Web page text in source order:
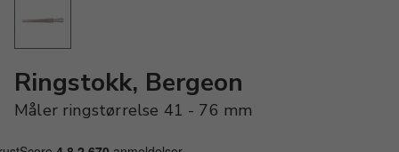
Ringstokk, Bergeon
Måler ringstørrelse 41 - 76 mm